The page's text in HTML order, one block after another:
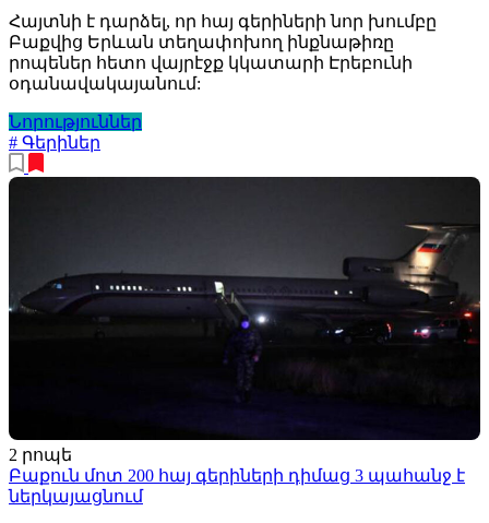
Հայտնի է դարձել, որ հայ գերիների նոր խումբը
Բաքվից Երևան տեղափոխող ինքնաթիռը
րոպեներ հետո վայրէջք կկատարի Էրեբունի
օդանավակայանում:
Նորություններ
# Գերիներ
2 րոպե
Բաքուն մոտ 200 հայ գերիների դիմաց 3 պահանջ է
ներկայացնում